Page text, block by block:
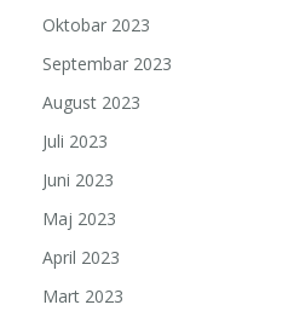
Oktobar 2023
Septembar 2023
August 2023
Juli 2023
Juni 2023
Maj 2023
April 2023
Mart 2023